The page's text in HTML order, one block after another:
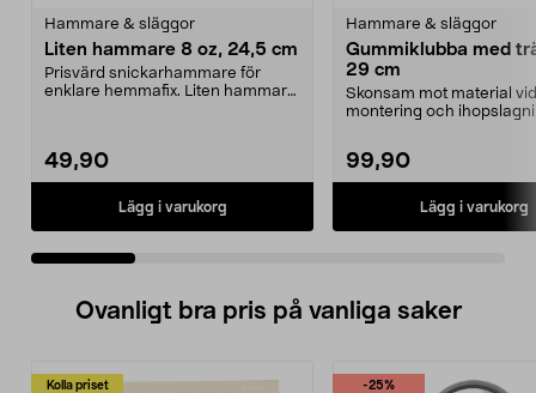
Hammare & släggor
Liten hammare 8 oz, 24,5 cm
Prisvärd snickarhammare för
enklare hemmafix. Liten hammare
49,90
Lägg i varukorg
Hammare & släggor
Gummiklubba med
29 cm
Skonsam mot material vid
montering och
99,90
Lägg i varukorg
Ovanligt bra pris på vanliga saker
Kolla priset -25%